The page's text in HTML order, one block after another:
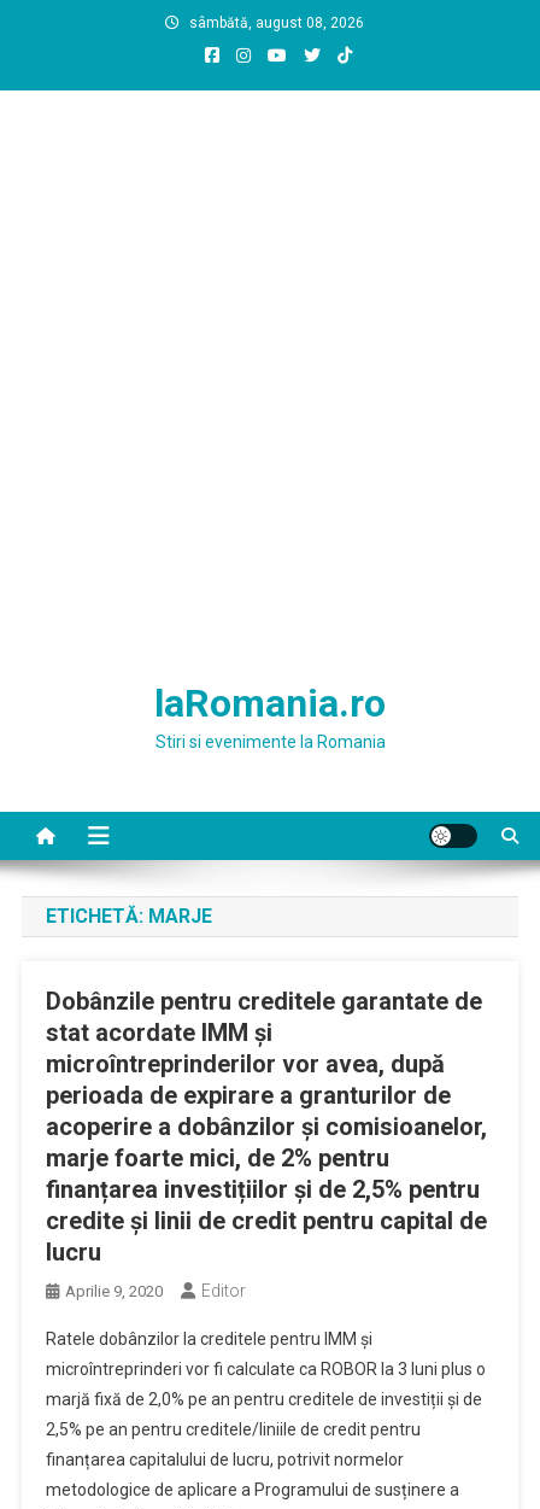
sâmbătă, august 08, 2026
laRomania.ro
Stiri si evenimente la Romania
ETICHETĂ: MARJE
Dobânzile pentru creditele garantate de
stat acordate IMM și
microîntreprinderilor vor avea, după
perioada de expirare a granturilor de
acoperire a dobânzilor și comisioanelor,
marje foarte mici, de 2% pentru
finanțarea investițiilor și de 2,5% pentru
credite și linii de credit pentru capital de
lucru
Aprilie 9, 2020 Editor
Ratele dobânzilor la creditele pentru IMM și
microîntreprinderi vor fi calculate ca ROBOR la 3 luni plus o
marjă fixă de 2,0% pe an pentru creditele de investiții și de
2,5% pe an pentru creditele/liniile de credit pentru
finanțarea capitalului de lucru, potrivit normelor
metodologice de aplicare a Programului de susținere a